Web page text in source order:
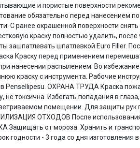
и пористые поверхности
обязательно перед нанесением
С ранее окрашенной поверхности
краску полностью удалить,
зашпатлевать шпатлевкой Euro Filler.
Краску перед применением
нанесении распылением. Во
краску с инструмента. Рабочие
ОХРАНА ТРУДА Краска
токсична. Избегать попадания в
помещении. Для защиты
ОТХОДОВ После использования
от мороза. Хранить и
годности - 3 года со дня изготовления
plait.ru